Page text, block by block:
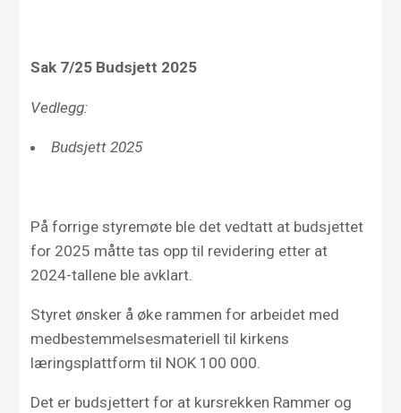
Sak 7/25 Budsjett 2025
Vedlegg:
Budsjett 2025
På forrige styremøte ble det vedtatt at budsjettet
for 2025 måtte tas opp til revidering etter at
2024-tallene ble avklart.
Styret ønsker å øke rammen for arbeidet med
medbestemmelsesmateriell til kirkens
læringsplattform til NOK 100 000.
Det er budsjettert for at kursrekken Rammer og